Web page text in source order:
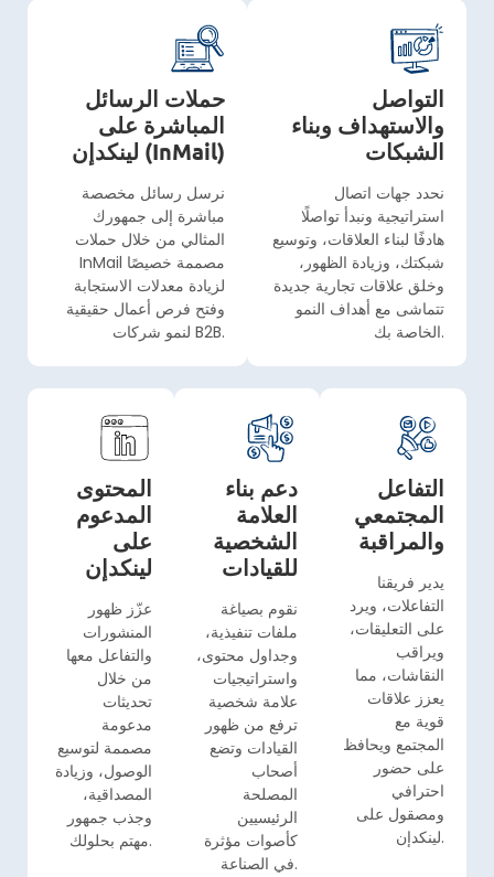
حملات الرسائل
المباشرة على
لينكدإن (InMail)
نرسل رسائل مخصصة
مباشرة إلى جمهورك
المثالي من خلال حملات
InMail مصممة خصيصًا
لزيادة معدلات الاستجابة
وفتح فرص أعمال حقيقية
لنمو شركات B2B.
التواصل
والاستهداف وبناء
الشبكات
نحدد جهات اتصال
استراتيجية ونبدأ تواصلًا
هادفًا لبناء العلاقات، وتوسيع
شبكتك، وزيادة الظهور،
وخلق علاقات تجارية جديدة
تتماشى مع أهداف النمو
الخاصة بك.
المحتوى
المدعوم
على
لينكدإن
عزّز ظهور
المنشورات
والتفاعل معها
من خلال
تحديثات
مدعومة
مصممة لتوسيع
الوصول، وزيادة
المصداقية،
وجذب جمهور
مهتم بحلولك.
دعم بناء
العلامة
الشخصية
للقيادات
نقوم بصياغة
ملفات تنفيذية،
وجداول محتوى،
واستراتيجيات
علامة شخصية
ترفع من ظهور
القيادات وتضع
أصحاب
المصلحة
الرئيسيين
كأصوات مؤثرة
في الصناعة.
التفاعل
المجتمعي
والمراقبة
يدير فريقنا
التفاعلات، ويرد
على التعليقات،
ويراقب
النقاشات، مما
يعزز علاقات
قوية مع
المجتمع ويحافظ
على حضور
احترافي
ومصقول على
لينكدإن.